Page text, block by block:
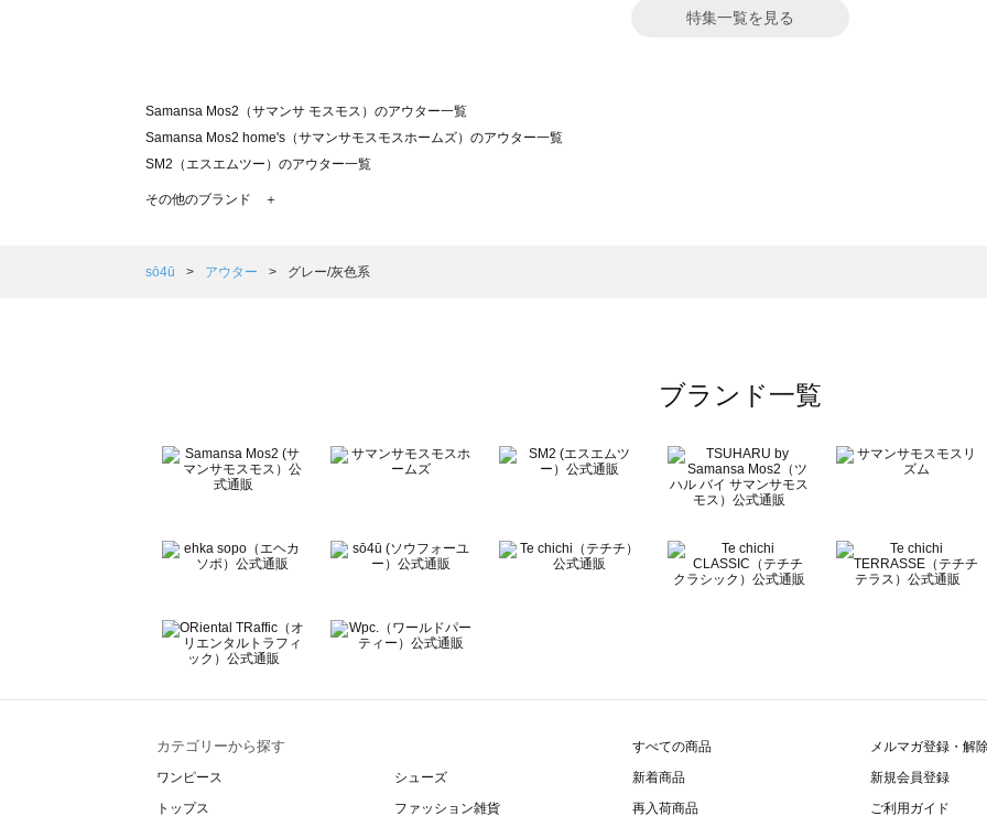
特集一覧を見る
Samansa Mos2（サマンサ モスモス）のアウター一覧
Samansa Mos2 home's（サマンサモスモスホームズ）のアウター一覧
SM2（エスエムツー）のアウター一覧
TSUHARU by Samansa Mos2（ツハルバイサマンサモスモス）のアウター一覧
Samansa Mos2 Lagom（サマンサモスモス ラーゴム）のアウター一覧
BETTY'S BLUE（べティーズブルー）のアウター一覧
Wpc.（ワールドパーティー）のアウター一覧
その他のブランド ＋
sō4ū アウター グレー/灰色系
ブランド一覧
カテゴリーから探す
ワンピース
トップス
シューズ
ファッション雑貨
すべての商品
新着商品
再入荷商品
メルマガ登録・解
新規会員登録
ご利用ガイド